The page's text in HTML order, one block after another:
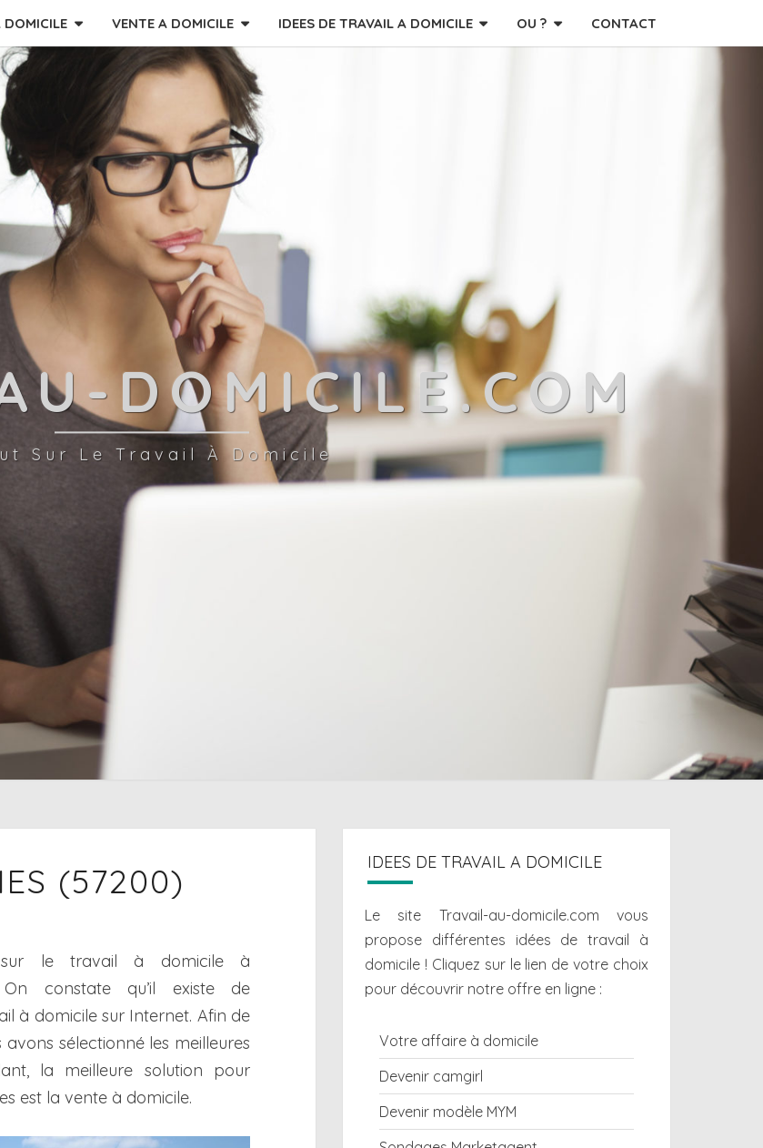
VENTE A DOMICILE IDEES DE TRAVAIL A DOMICILE OU ? CONTACT
DOMICILE.COM
Sur Le Travail À Domicile
(57200)
sur le travail à domicile à
On constate qu’il existe de
à domicile sur Internet. Afin de
sélectionné les meilleures
la meilleure solution pour
est la vente à domicile.
IDEES DE TRAVAIL A DOMICILE
Le site Travail-au-domicile.com vous
propose différentes idées de travail à
domicile ! Cliquez sur le lien de votre choix
pour découvrir notre offre en ligne :
Votre affaire à domicile
Devenir camgirl
Devenir modèle MYM